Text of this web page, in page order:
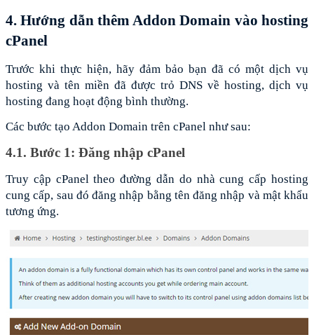
4. Hướng dẫn thêm Addon Domain vào hosting
cPanel
Trước khi thực hiện, hãy đảm bảo bạn đã có một dịch vụ
hosting và tên miền đã được trỏ DNS về hosting, dịch vụ
hosting đang hoạt động bình thường.
Các bước tạo Addon Domain trên cPanel như sau:
4.1. Bước 1: Đăng nhập cPanel
Truy cập cPanel theo đường dẫn do nhà cung cấp hosting
cung cấp, sau đó đăng nhập bằng tên đăng nhập và mật khẩu
tương ứng.